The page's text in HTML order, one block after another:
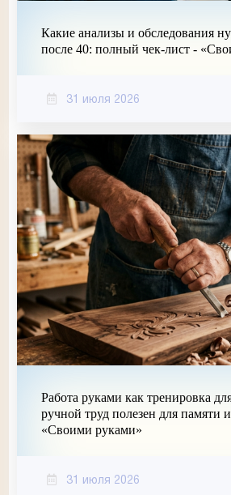
Какие анализы и обследования
после 40: полный чек-лист -
31 июля 2026
Работа руками как тренировка
ручной труд полезен для памяти
«Своими руками»
31 июля 2026